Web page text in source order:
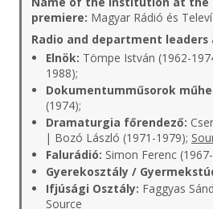
premiere: Magyar Rádió és
Radio and department
Elnök: Tömpe István (1962-
1988);
Dokumentumműsorok
(1974);
Dramaturgia főrendező:
| Bozó László (1971-1979);
Falurádió: Simon Ferenc
Gyerekosztály /
Ifjúsági Osztály: Faggyas
Source